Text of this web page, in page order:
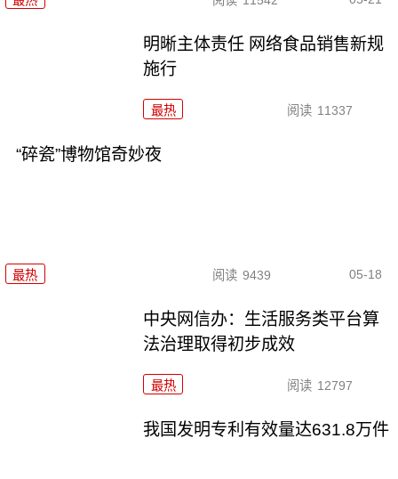
明晰主体责任 网络食品销售新规
施行
最热 阅读 11337
“碎瓷”博物馆奇妙夜
最热 阅读 9439 05-18
中央网信办：生活服务类平台算
法治理取得初步成效
最热 阅读 12797
我国发明专利有效量达631.8万件